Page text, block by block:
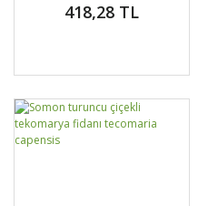
418,28 TL